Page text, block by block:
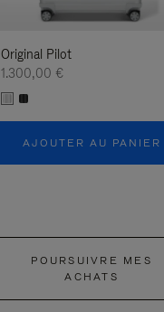
Original Pilot
1.300,00 €
AJOUTER AU PANIER
POURSUIVRE MES
ACHATS